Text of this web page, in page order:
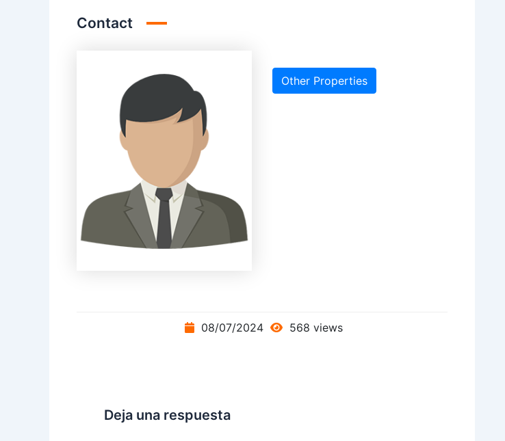
Contact
Other Properties
08/07/2024 568 views
Deja una respuesta